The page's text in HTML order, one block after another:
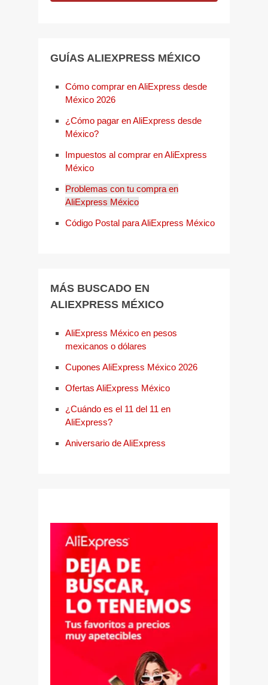
GUÍAS ALIEXPRESS MÉXICO
Cómo comprar en AliExpress desde
México 2026
¿Cómo pagar en AliExpress desde
México?
Impuestos al comprar en AliExpress
México
Problemas con tu compra en
AliExpress México
Código Postal para AliExpress México
MÁS BUSCADO EN
ALIEXPRESS MÉXICO
AliExpress México en pesos
mexicanos o dólares
Cupones AliExpress México 2026
Ofertas AliExpress México
¿Cuándo es el 11 del 11 en
AliExpress?
Aniversario de AliExpress